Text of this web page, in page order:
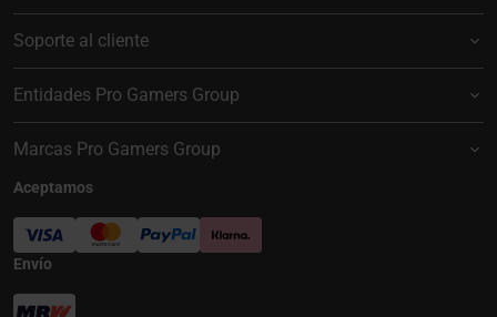
Soporte al cliente
Entidades Pro Gamers Group
Marcas Pro Gamers Group
Aceptamos
Envío